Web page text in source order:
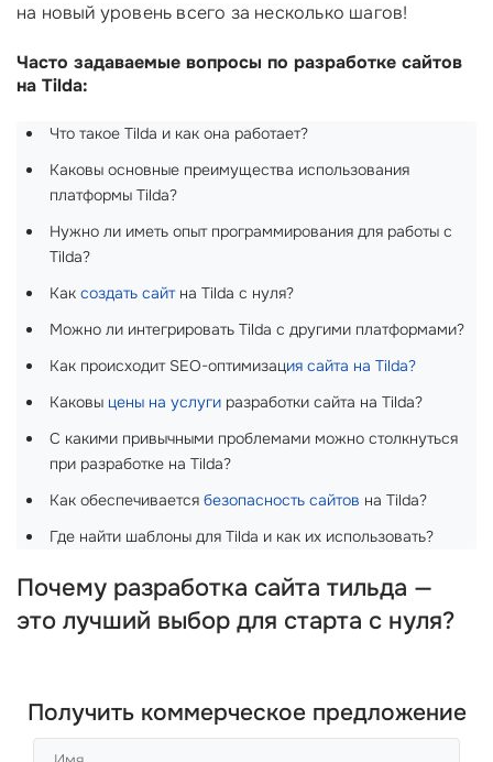
на новый уровень всего за несколько шагов!
Часто задаваемые вопросы по разработке сайтов
на Tilda:
Что такое Tilda и как она работает?
Каковы основные преимущества использования
платформы Tilda?
Нужно ли иметь опыт программирования для работы с
Tilda?
Как создать сайтна Tilda с нуля?
Можно ли интегрировать Tilda с другими платформами?
Как происходит SEO-оптимизация сайта на Tilda?
Каковы цены на услуги разработки сайта на Tilda?
С какими привычными проблемами можно столкнуться
при разработке на Tilda?
Как обеспечивается безопасность сайтов на Tilda?
Где найти шаблоны для Tilda и как их использовать?
Почему разработка сайта тильда —
это лучший выбор для старта с нуля?
Получить коммерческое предложение